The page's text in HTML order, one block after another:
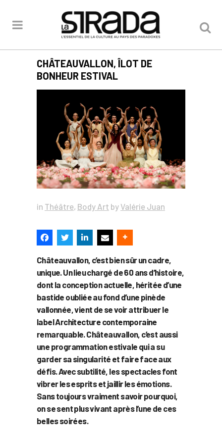
CHÂTEAUVALLON, ÎLOT DE
BONHEUR ESTIVAL
in Théâtre, Body Art by Valérie Juan
Châteauvallon, c’est bien sûr un cadre,
unique. Un lieu chargé de 60 ans d’histoire,
dont la conception actuelle, héritée d’une
bastide oubliée au fond d’une pinède
vallonnée, vient de se voir attribuer le
label Architecture contemporaine
remarquable. Châteauvallon, c’est aussi
une programmation estivale qui a su
garder sa singularité et faire face aux
défis. Avec subtilité, les spectacles font
vibrer les esprits et jaillir les émotions.
Sans toujours vraiment savoir pourquoi,
on se sent plus vivant après l’une de ces
belles soirées.